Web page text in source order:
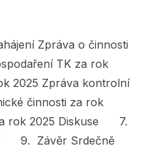
Zpráva o činnosti
TK za rok
2025 Zpráva kontrolní
činnosti za rok
rok 2025 Diskuse 7.
9. Závěr Srdečně